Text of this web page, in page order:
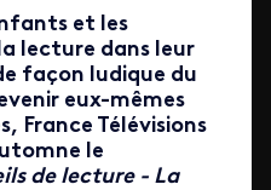
et les
lecture dans leur
façon ludique du
eux-mêmes
France Télévisions
le
de lecture - La